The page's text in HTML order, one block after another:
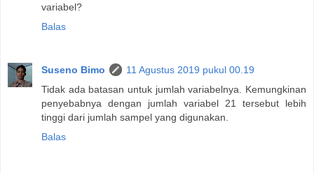
variabel?
Balas
Suseno Bimo
11 Agustus 2019 pukul 00.19
Tidak ada batasan untuk jumlah variabelnya. Kemungkinan
penyebabnya dengan jumlah variabel 21 tersebut lebih
tinggi dari jumlah sampel yang digunakan.
Balas